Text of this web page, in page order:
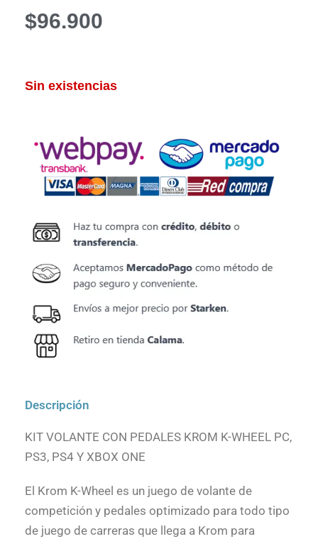
$96.900
Sin existencias
Descripción
KIT VOLANTE CON PEDALES KROM K-WHEEL PC,
PS3, PS4 Y XBOX ONE
El Krom K-Wheel es un juego de volante de
competición y pedales optimizado para todo tipo
de juego de carreras que llega a Krom para